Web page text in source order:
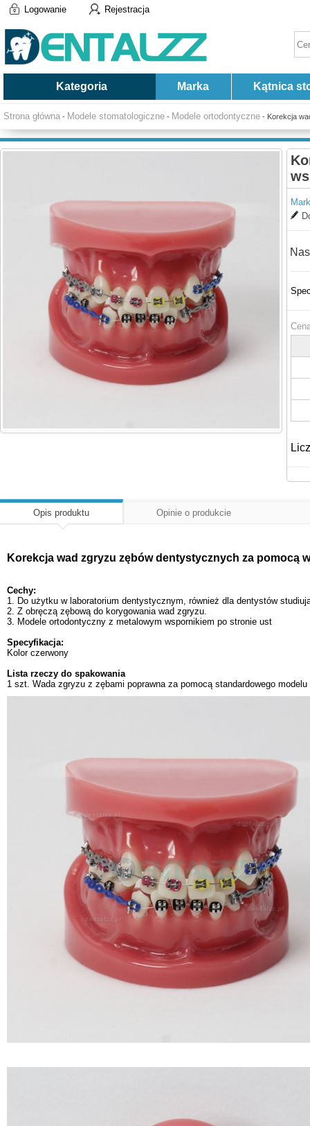
Logowanie Rejestracja
Kategoria Marka Kątnica
Strona główna - Modele stomatologiczne - Modele ortodontyczne - Korekcja
Opis produktu Opinie o produkcie
Korekcja wad zgryzu zębów dentystycznych za pomocą
Cechy:
1. Do użytku w laboratorium dentystycznym, również dla dentystów
2. Z obręczą zębową do korygowania wad zgryzu.
3. Modele ortodontyczny z metalowym wspornikiem po stronie ust
Specyfikacja:
Kolor czerwony
Lista rzeczy do spakowania
1 szt. Wada zgryzu z zębami poprawna za pomocą standardowego modelu